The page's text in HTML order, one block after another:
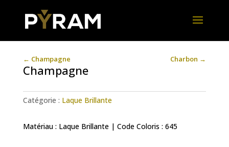
← Champagne Charbon →
Champagne
Catégorie : Laque Brillante
Matériau : Laque Brillante | Code Coloris : 645